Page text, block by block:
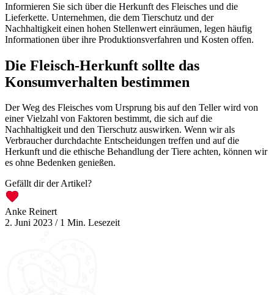
Informieren Sie sich über die Herkunft des Fleisches und die
Lieferkette. Unternehmen, die dem Tierschutz und der
Nachhaltigkeit einen hohen Stellenwert einräumen, legen häufig
Informationen über ihre Produktionsverfahren und Kosten offen.
Die Fleisch-Herkunft sollte das
Konsumverhalten bestimmen
Der Weg des Fleisches vom Ursprung bis auf den Teller wird von
einer Vielzahl von Faktoren bestimmt, die sich auf die
Nachhaltigkeit und den Tierschutz auswirken. Wenn wir als
Verbraucher durchdachte Entscheidungen treffen und auf die
Herkunft und die ethische Behandlung der Tiere achten, können wir
es ohne Bedenken genießen.
Gefällt dir der Artikel?
Anke Reinert
2. Juni 2023 /1 Min. Lesezeit